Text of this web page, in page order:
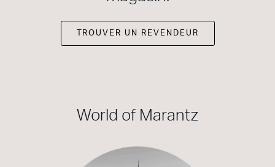
TROUVER UN REVENDEUR
World of Marantz